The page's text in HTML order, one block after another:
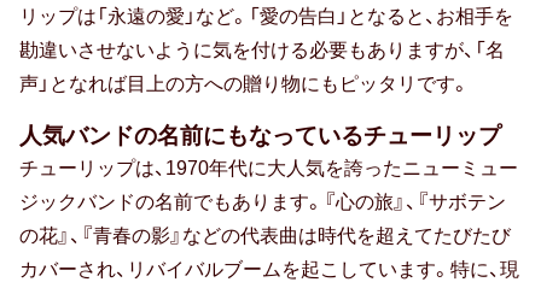
喜寿祝い
米寿祝い
暮らしのお祝い・ギフト
厄払い・厄除け
結婚祝い
リップは「永遠の愛」など。「愛の告白」となると、お相手を
勘違いさせないように気を付ける必要もありますが、「名
声」となれば目上の方への贈り物にもピッタリです。
人気バンドの名前にもなっているチューリップ
チューリップは、1970年代に大人気を誇ったニューミュー
ジックバンドの名前でもあります。『心の旅』、『サボテン
の花』、『青春の影』などの代表曲は時代を超えてたびたび
カバーされ、リバイバルブームを起こしています。特に、現